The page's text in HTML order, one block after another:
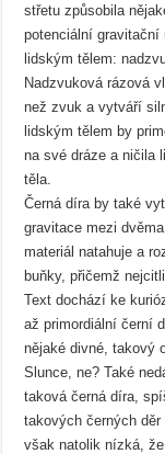
střetu způsobila
potenciální gravitační
lidským tělem:
Nadzvuková rázová
než zvuk a vytváří
lidským tělem by
na své dráze a ničila
těla.
Černá díra by také
gravitace mezi
materiál natahuje a
buňky, přičemž
Text dochází ke
až primordiální černí
nějaké divné, takový
Slunce, ne? Také
taková černá díra,
takových černých
však natolik nízká,